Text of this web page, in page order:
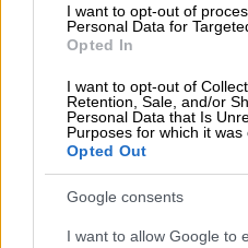
I want to opt-out of
Personal Data for
Opted In
I want to opt-out of
Retention, Sale, and/or
Personal Data that Is
Purposes for which it was
Opted Out
Google consents
I want to allow Google to